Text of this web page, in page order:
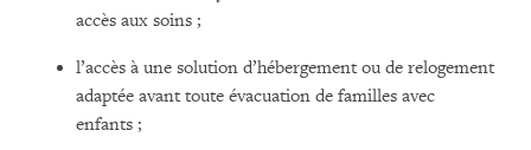
accès aux soins ;
l’accès à une solution d’hébergement ou de relogement
adaptée avant toute évacuation de familles avec
enfants ;